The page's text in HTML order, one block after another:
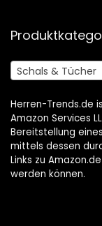
Schals & Tücher
Herren-Trends.de
Amazon Services
Bereitstellung
mittels dessen
Links zu
werden können.